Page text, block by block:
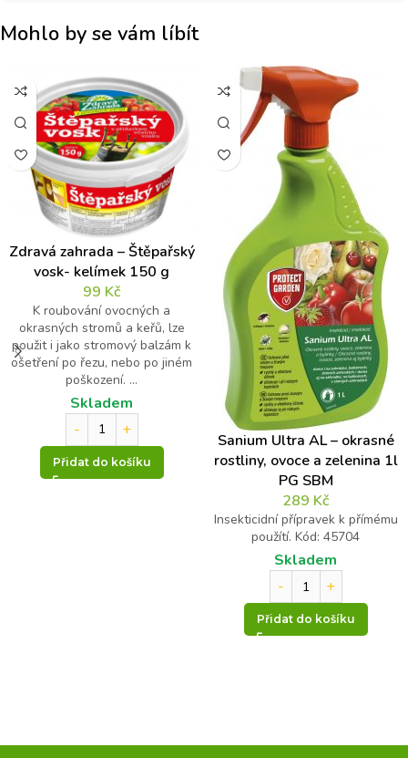
Mohlo by se vám líbít
Zdravá zahrada – Štěpařský
vosk- kelímek 150 g
99 Kč
K roubování ovocných a
okrasných stromů a keřů, lze
použit i jako stromový balzám k
ošetření po řezu, nebo po jiném
poškození. ...
Skladem
Přidat do košíku
Sanium Ultra AL – okrasné
rostliny, ovoce a zelenina 1l
PG SBM
289 Kč
Insekticidní přípravek k přímému
použítí. Kód: 45704
Skladem
Přidat do košíku